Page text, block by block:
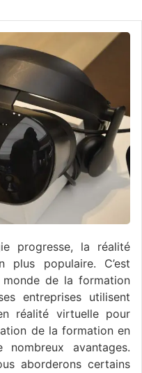
progresse, la réalité
populaire. C’est
de la formation
entreprises utilisent
réalité virtuelle pour
de la formation en
avantages.
aborderons certains